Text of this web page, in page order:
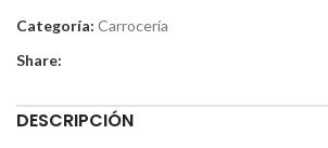
Categoría: Carrocería
Share:
DESCRIPCIÓN